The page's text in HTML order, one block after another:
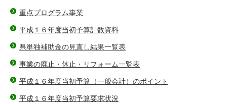
重点プログラム事業
平成１６年度当初予算計数資料
県単独補助金の見直し結果一覧表
事業の廃止・休止・リフォーム一覧表
平成１６年度当初予算（一般会計）のポイント
平成１６年度当初予算要求状況